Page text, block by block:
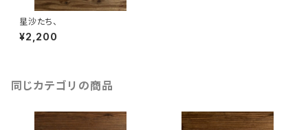
星沙たち、
¥2,200
同じカテゴリの商品